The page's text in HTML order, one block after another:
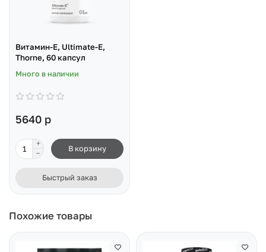
Витамин-Е, Ultimate-E,
Thorne, 60 капсул
Много в наличии
5640 р
В корзину
Быстрый заказ
Похожие товары